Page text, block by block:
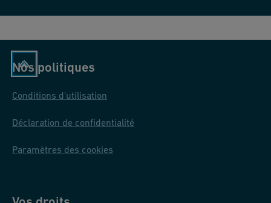
Nos politiques
Conditions d'utilisation
Déclaration de confidentialité
Paramètres des cookies